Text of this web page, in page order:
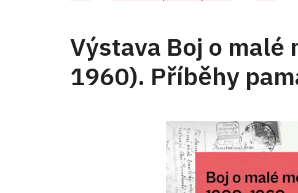
Výstava Boj o malé
1960). Příběhy